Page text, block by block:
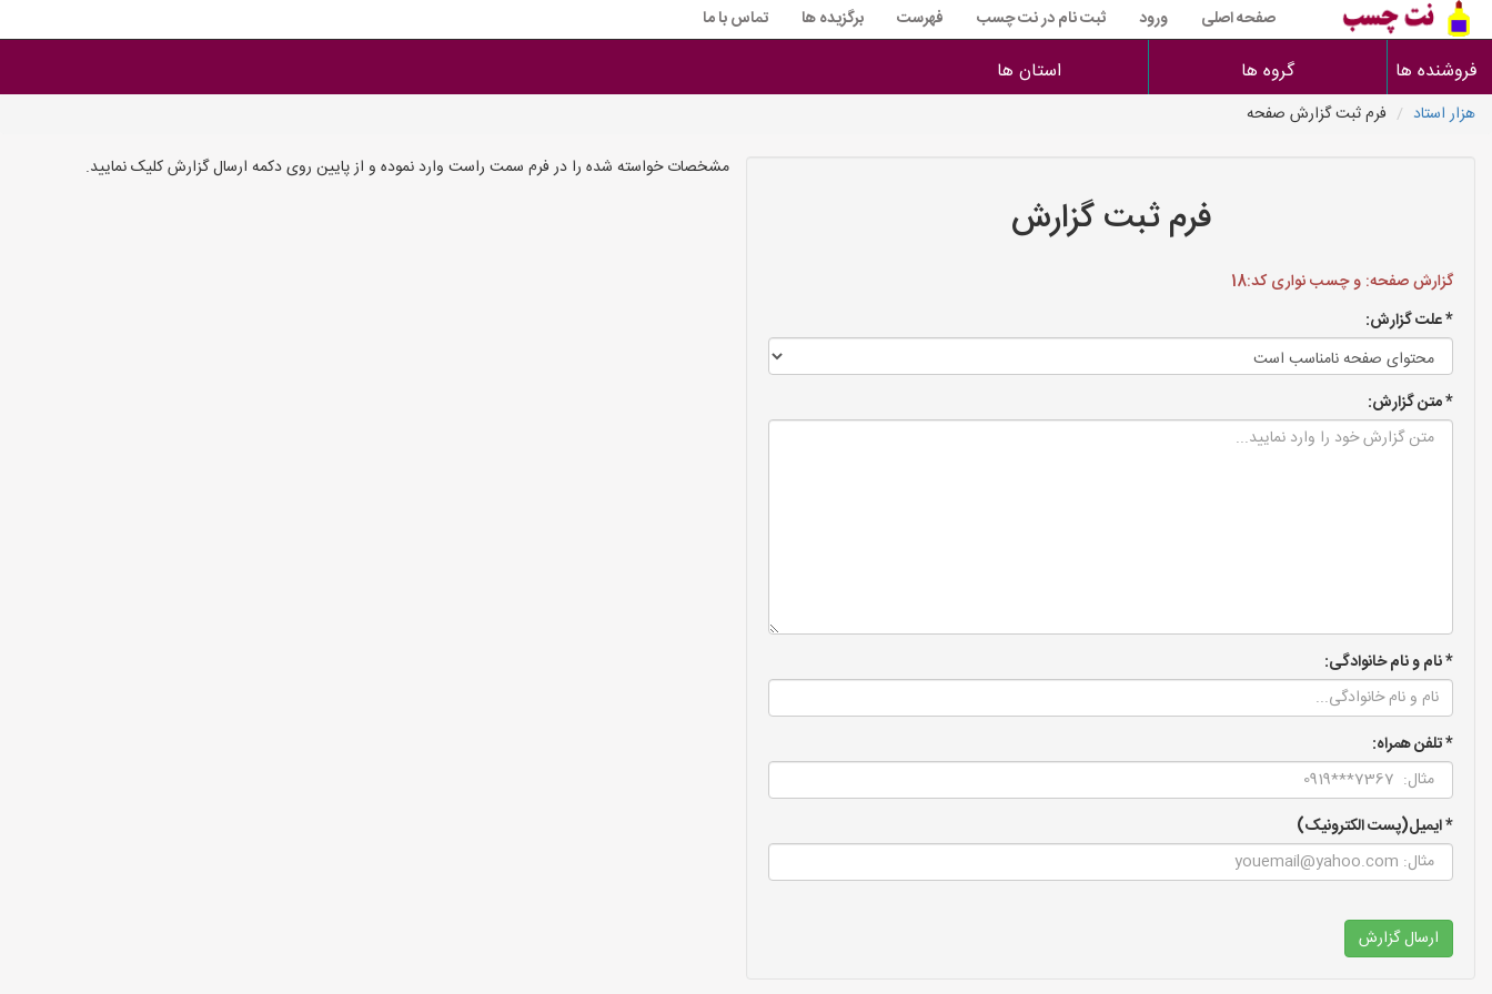
صفحه اصلی ورود ثبت نام در نت چسب فهرست برگزیده ها تماس با ما
فروشنده ها گروه ها استان ها
هزار استاد فرم ثبت گزارش صفحه
فرم ثبت گزارش
گزارش صفحه: و چسب نواری کد:18
* علت گزارش:
* متن گزارش:
* نام و نام خانوادگی:
* تلفن همراه:
* ایمیل(پست الکترونیک)
مشخصات خواسته شده را در فرم سمت راست وارد نموده و از پایین روی دکمه ارسال گزارش کلیک نمایید.